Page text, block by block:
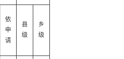
依
申
请
县
级
乡
级